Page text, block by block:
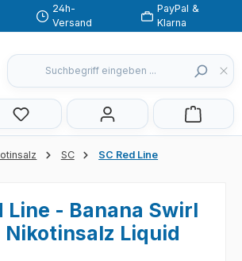
24h-
Versand
PayPal &
Klarna
Du hast 0 Produkte auf dem
SC SC Red Line
Line - Banana Swirl
Nikotinsalz Liquid